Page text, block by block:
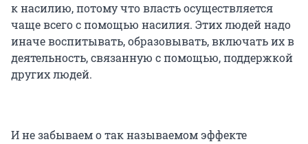
к насилию, потому что власть осуществляется
чаще всего с помощью насилия. Этих людей надо
иначе воспитывать, образовывать, включать их в
деятельность, связанную с помощью, поддержкой
других людей.
И не забываем о так называемом эффекте